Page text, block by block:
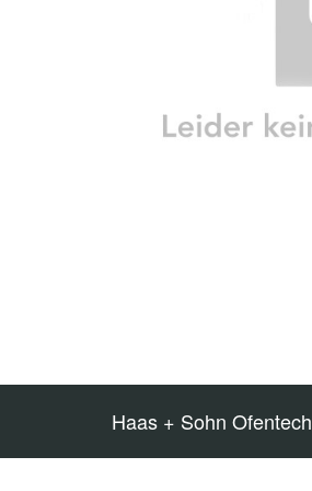
Haas + Sohn